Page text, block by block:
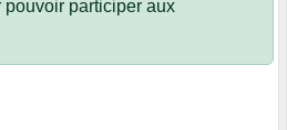
pouvoir participer aux